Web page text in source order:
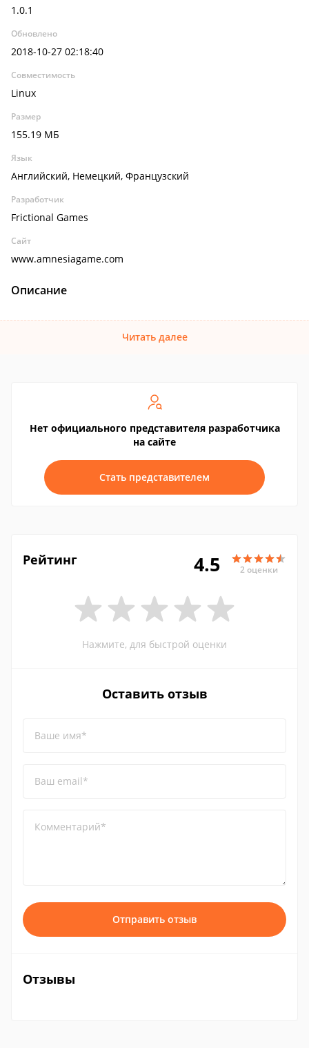
1.0.1
Обновлено
2018-10-27 02:18:40
Совместимость
Linux
Размер
155.19 МБ
Язык
Английский, Немецкий, Французский
Разработчик
Frictional Games
Сайт
www.amnesiagame.com
Описание
Читать далее
Нет официального представителя разработчика
на сайте
Стать представителем
Рейтинг 4.5 2 оценки
Нажмите, для быстрой оценки
Оставить отзыв
Ваше имя*
Ваш email*
Комментарий*
Отправить отзыв
Отзывы